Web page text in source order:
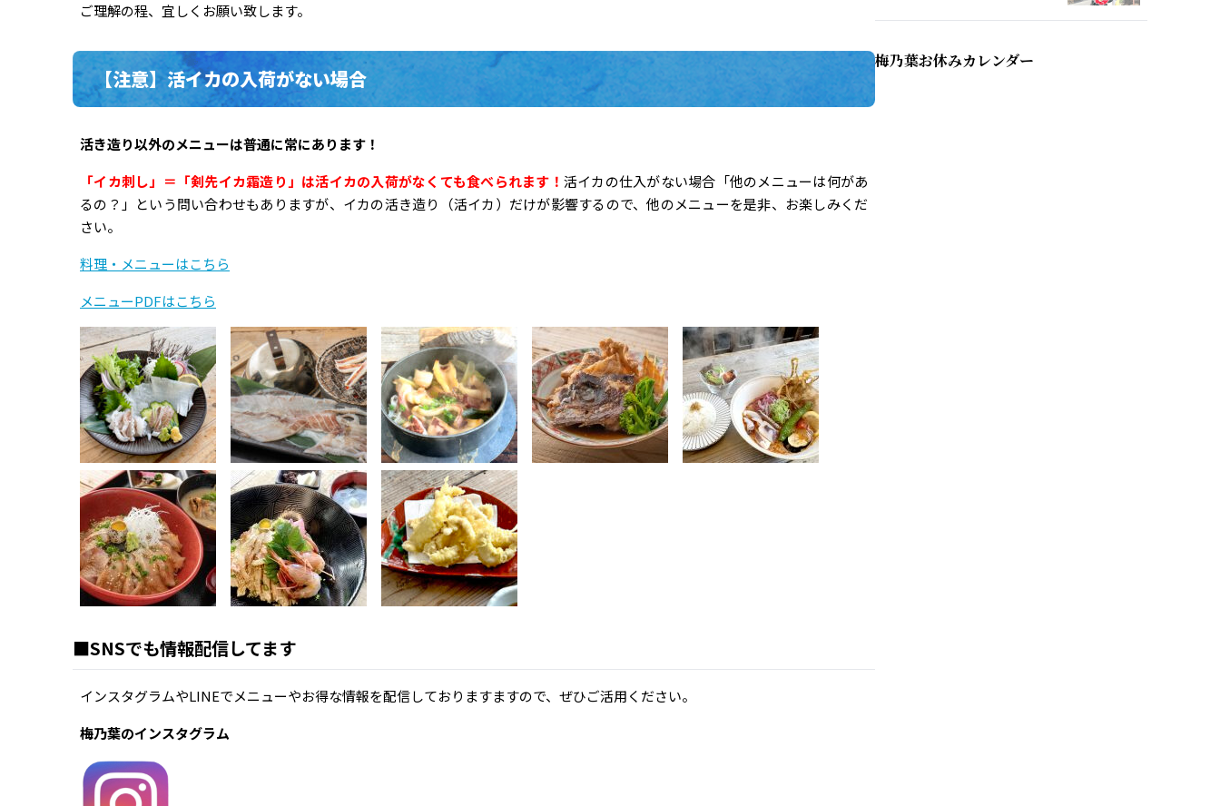
ご理解の程、宜しくお願い致します。
【注意】活イカの入荷がない場合
活き造り以外のメニューは普通に常にあります！
「イカ刺し」＝「剣先イカ霜造り」は活イカの入荷がなくても食べられます！ 活イカの仕入がない場合「他のメニューは何があ
るの？」という問い合わせもありますが、イカの活き造り（活イカ）だけが影響するので、他のメニューを是非、お楽しみくだ
さい。
料理・メニューはこちら
メニューPDFはこちら
■SNSでも情報配信してます
インスタグラムやLINEでメニューやお得な情報を配信しておりますますので、ぜひご活用ください。
梅乃葉のインスタグラム
梅乃葉お休みカレンダー